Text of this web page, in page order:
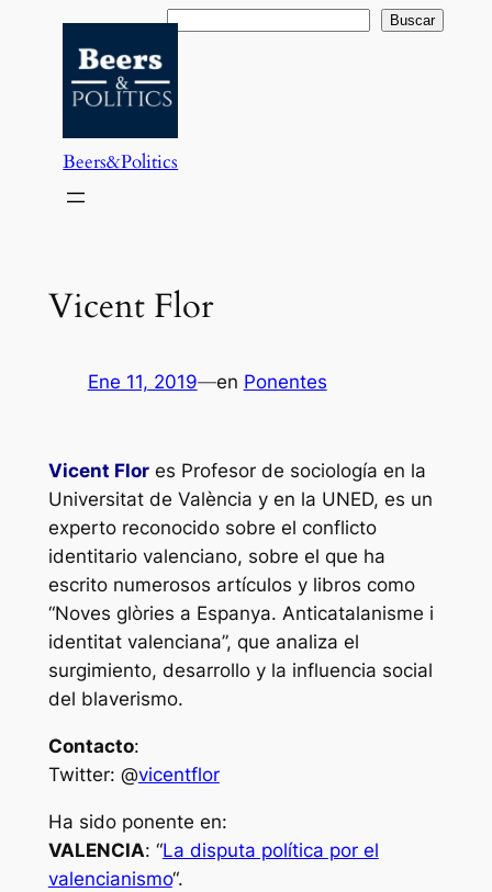
contenido
Buscar Buscar
Beers&Politics
Vicent Flor
Ene 11, 2019—en Ponentes
Vicent Flor es Profesor de sociología en la
Universitat de València y en la UNED, es un
experto reconocido sobre el conflicto
identitario valenciano, sobre el que ha
escrito numerosos artículos y libros como
“Noves glòries a Espanya. Anticatalanisme i
identitat valenciana”, que analiza el
surgimiento, desarrollo y la influencia social
del blaverismo.
Contacto:
Twitter: @vicentflor
Ha sido ponente en:
VALENCIA: “La disputa política por el
valencianismo“.